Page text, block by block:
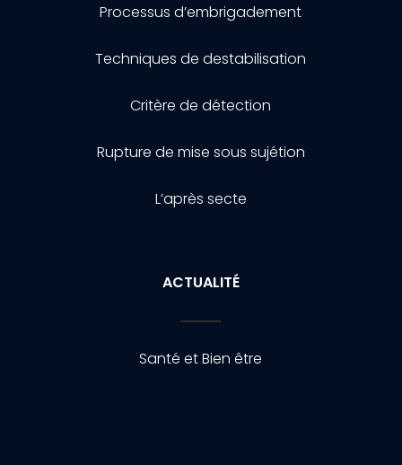
Processus d’embrigadement
Techniques de destabilisation
Critère de détection
Rupture de mise sous sujétion
L’après secte
ACTUALITÉ
Santé et Bien être